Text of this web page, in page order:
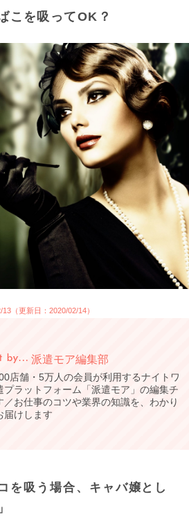
こを吸ってOK？
13（更新日：2020/02/14）
派遣モア編集部
店舗・5万人の会員が利用するナイトワ
プラットフォーム「派遣モア」の編集チ
／お仕事のコツや業界の知識を、わかり
届けします
を吸う場合、キャバ嬢とし